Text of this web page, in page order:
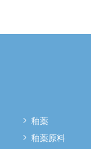
釉薬
釉薬原料